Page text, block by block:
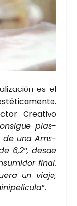
es el
Crea­ti­vo
plas­
de una Ams­
6,2º, des­de
final.
un via­je,
”.